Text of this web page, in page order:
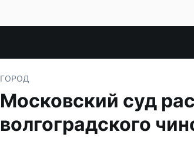
ГОРОД
Московский суд
волгоградского